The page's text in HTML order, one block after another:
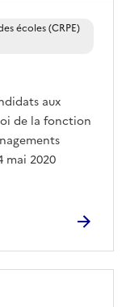
aux
de la fonction
mai 2020
écoles (CRPE)